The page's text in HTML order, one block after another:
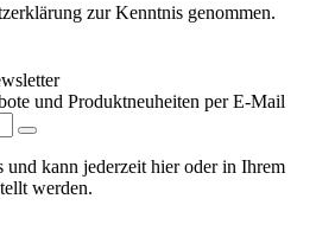
zur Kenntnis genommen.
und Produktneuheiten per E-Mail
und kann jederzeit hier oder in Ihrem
werden.